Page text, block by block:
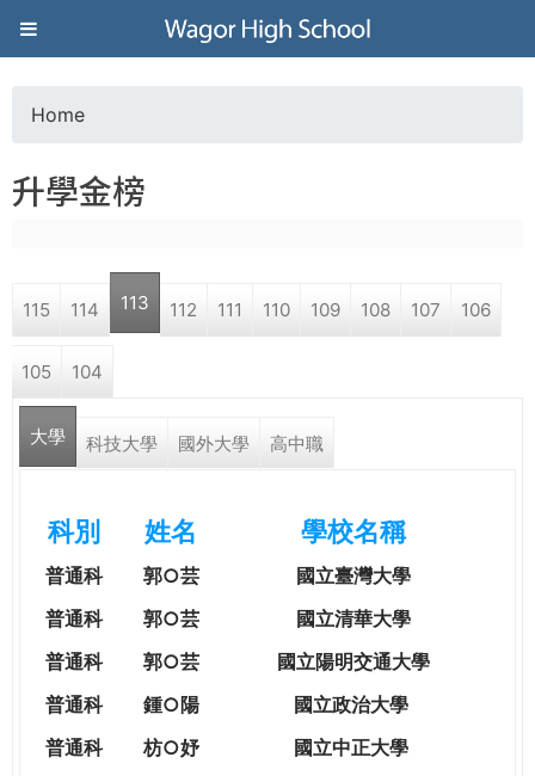
Jump to navigation
葳
格
高
學
o
a
r
e
e
Home
升學金榜
115 114 113 112 111 110 109 108 107 106
105 104
大學 科技大學 國外大學 高中職
科別 姓名 學校名稱
普通科 郭○芸
國立臺灣大學
普通科
郭○芸
國立清華大學
普通科
郭○芸
國立陽明交通大學
普通科
鍾○陽
國立政治大學
普通科
枋○妤
國立中正大學